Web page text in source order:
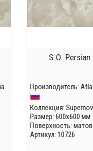
S.O. Persian
Производитель:
Коллекция:
Размер: 600x600 мм
Поверхность:
Артикул: 10726